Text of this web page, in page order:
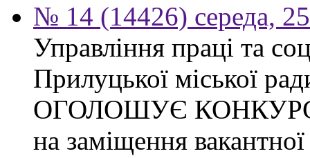
№ 14 (14426) середа,
Управління праці та
Прилуцької міської
ОГОЛОШУЄ
на заміщення вакантної